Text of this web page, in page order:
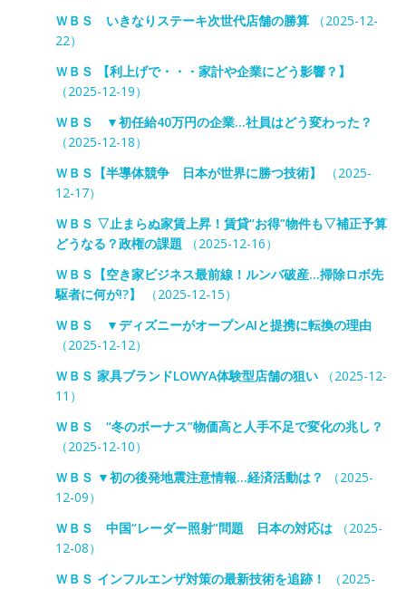
ＷＢＳ いきなりステーキ次世代店舗の勝算（2025-12-
22）
ＷＢＳ 【利上げで・・・家計や企業にどう影響？】
（2025-12-19）
ＷＢＳ ▼初任給40万円の企業…社員はどう変わった？
（2025-12-18）
ＷＢＳ【半導体競争 日本が世界に勝つ技術】
（2025-
12-17）
ＷＢＳ ▽止まらぬ家賃上昇！賃貸“お得”物件も▽補正予算
どうなる？政権の課題 （2025-12-16）
ＷＢＳ【空き家ビジネス最前線！ルンバ破産…掃除ロボ先
駆者に何が!?】
（2025-12-15）
ＷＢＳ ▼ディズニーがオープンAIと提携に転換の理由
（2025-12-12）
ＷＢＳ 家具ブランドLOWYA体験型店舗の狙い（2025-12-
11）
ＷＢＳ “冬のボーナス”物価高と人手不足で変化の兆し？
（2025-12-10）
ＷＢＳ ▼初の後発地震注意情報…経済活動は？
（2025-
12-09）
ＷＢＳ 中国“レーダー照射”問題 日本の対応は（2025-
12-08）
ＷＢＳ インフルエンザ対策の最新技術を追跡！
（2025-